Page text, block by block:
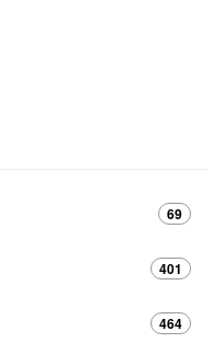
69
401
464